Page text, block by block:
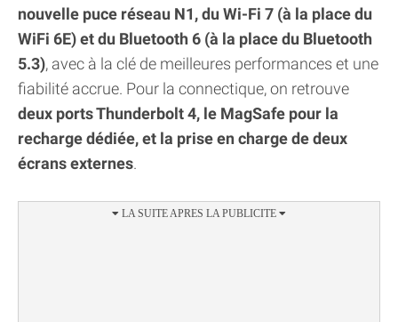
nouvelle puce réseau N1, du Wi-Fi 7 (à la place du
WiFi 6E) et du Bluetooth 6 (à la place du Bluetooth
5.3), avec à la clé de meilleures performances et une
fiabilité accrue. Pour la connectique, on retrouve
deux ports Thunderbolt 4, le MagSafe pour la
recharge dédiée, et la prise en charge de deux
écrans externes.